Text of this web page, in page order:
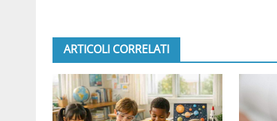
ARTICOLI CORRELATI